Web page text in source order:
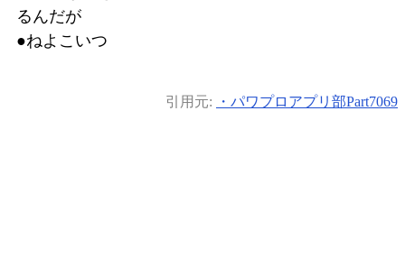
るんだが
●ねよこいつ
引用元: ・パワプロアプリ部Part7069